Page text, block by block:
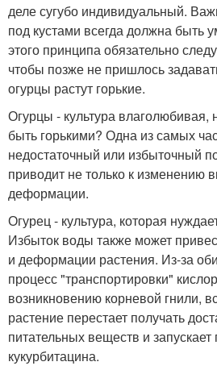
деле сугубо индивидуальный.
под кустами всегда должна быть
этого принципа обязательно
чтобы позже не пришлось
огурцы растут горькие.
Огурцы - культура влаголюбивая,
быть горькими? Одна из самых
недостаточный или избыточный
приводит не только к изменению
деформации.
Огурец - культура, которая
Избыток воды также может
и деформации растения. Из-за
процесс "транспортировки"
возникновению корневой гнили,
растение перестает получать
питательных веществ и
кукурбитацина.